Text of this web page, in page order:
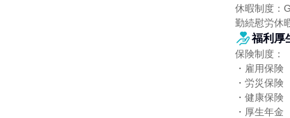
休暇制度：
勤続慰労休
福利厚
保険制度：
・雇用保険
・労災保険
・健康保険
・厚生年金